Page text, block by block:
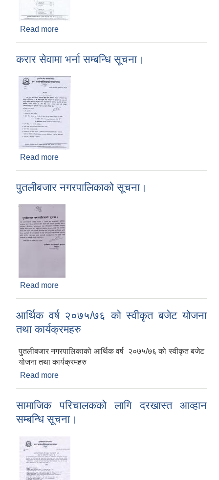
Read more
करार सेवामा भर्ना सम्बन्धि सूचना।
Read more
पुतलीबजार नगरपालिकाको सूचना।
Read more
आर्थिक वर्ष २०७५/७६ को स्वीकृत बजेट योजना
तथा कार्यक्रमहरु
पुतलीबजार नगरपालिकाको आर्थिक वर्ष २०७५/७६ को स्वीकृत बजेट
योजना तथा कार्यक्रमहरु
Read more
सामाजिक परिचालकको लागि दरखास्त आव्हान
सम्बन्धि सूचना।